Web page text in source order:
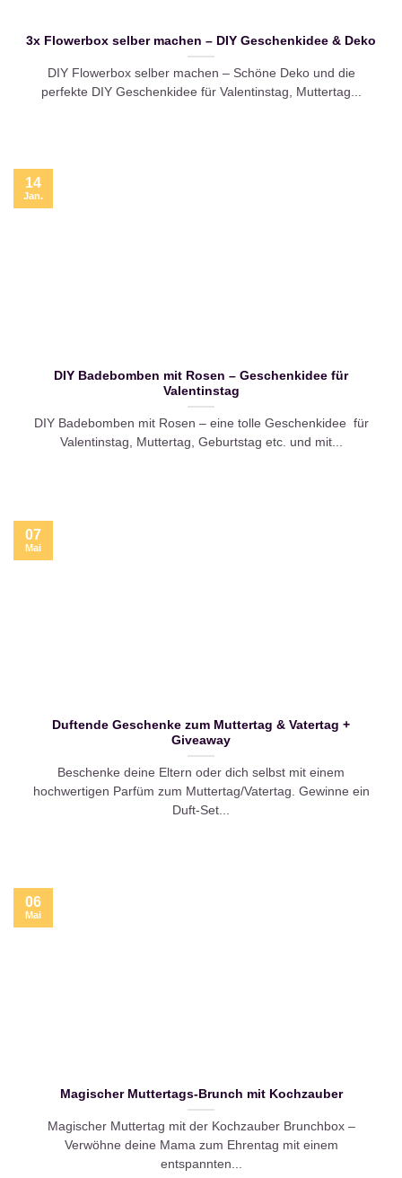
3x Flowerbox selber machen – DIY Geschenkidee & Deko
DIY Flowerbox selber machen – Schöne Deko und die
perfekte DIY Geschenkidee für Valentinstag, Muttertag...
DIY Badebomben mit Rosen – Geschenkidee für
Valentinstag
DIY Badebomben mit Rosen – eine tolle Geschenkidee für
Valentinstag, Muttertag, Geburtstag etc. und mit...
14
Jan.
Duftende Geschenke zum Muttertag & Vatertag +
Giveaway
Beschenke deine Eltern oder dich selbst mit einem
hochwertigen Parfüm zum Muttertag/Vatertag. Gewinne ein
Duft-Set...
07
Mai
Magischer Muttertags-Brunch mit Kochzauber
Magischer Muttertag mit der Kochzauber Brunchbox –
Verwöhne deine Mama zum Ehrentag mit einem
entspannten...
06
Mai